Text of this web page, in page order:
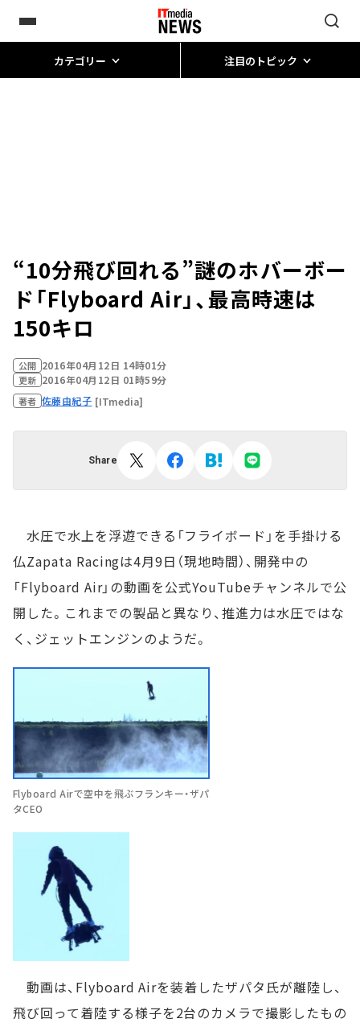
カテゴリー 注目のトピック
“10分飛び回れる”謎のホバーボー
ド「Flyboard Air」、最高時速は
150キロ
公開 2016年04月12日 14時01分
更新 2016年04月12日 01時59分
著者 佐藤由紀子 [ITmedia]
Share
水圧で水上を浮遊できる「フライボード」を手掛ける
仏Zapata Racingは4月9日（現地時間）、開発中の
「Flyboard Air」の動画を公式YouTubeチャンネルで公
開した。これまでの製品と異なり、推進力は水圧ではな
く、ジェットエンジンのようだ。
Flyboard Airで空中を飛ぶフランキー・ザパ
タCEO
動画は、Flyboard Airを装着したザパタ氏が離陸し、
飛び回って着陸する様子を2台のカメラで撮影したもの